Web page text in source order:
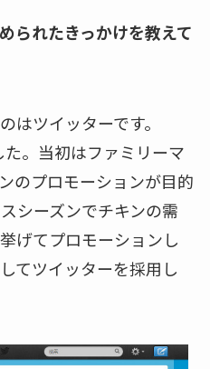
られたきっかけを教えて
はツイッターです。
。当初はファミリーマ
のプロモーションが目的
シーズンでチキンの需
げてプロモーションし
てツイッターを採用し